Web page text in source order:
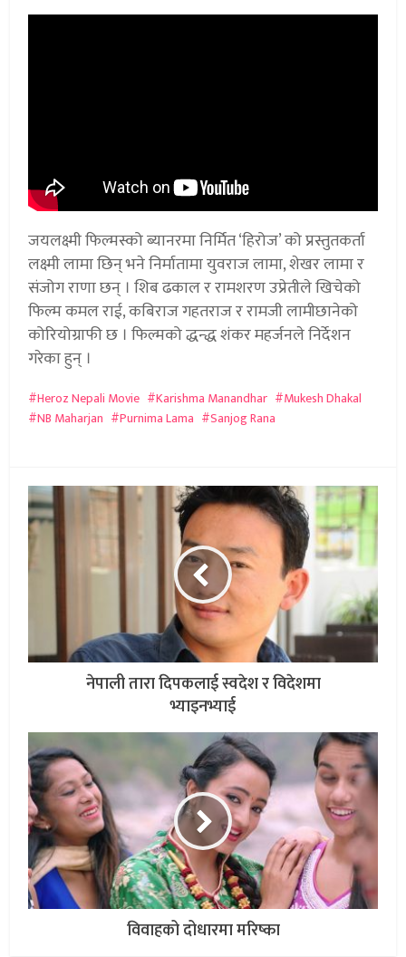
जयलक्ष्मी फिल्मस्को ब्यानरमा निर्मित ‘हिरोज’ को प्रस्तुतकर्ता
लक्ष्मी लामा छिन् भने निर्मातामा युवराज लामा, शेखर लामा र
संजोग राणा छन् । शिब ढकाल र रामशरण उप्रेतीले खिचेको
फिल्म कमल राई, कबिराज गहतराज र रामजी लामीछानेको
कोरियोग्राफी छ । फिल्मको द्धन्द्ध शंकर महर्जनले निर्देशन
गरेका हुन् ।
Heroz Nepali Movie Karishma Manandhar
Mukesh Dhakal
NB Maharjan
Purnima Lama Sanjog Rana
नेपाली तारा दिपकलाई स्वदेश र विदेशमा
भ्याइनभ्याई
विवाहको दोधारमा मरिष्का